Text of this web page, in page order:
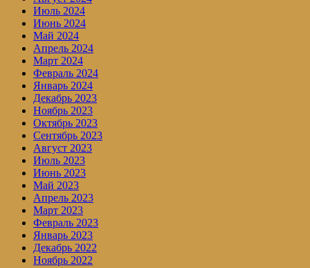
Июль 2024
Июнь 2024
Май 2024
Апрель 2024
Март 2024
Февраль 2024
Январь 2024
Декабрь 2023
Ноябрь 2023
Октябрь 2023
Сентябрь 2023
Август 2023
Июль 2023
Июнь 2023
Май 2023
Апрель 2023
Март 2023
Февраль 2023
Январь 2023
Декабрь 2022
Ноябрь 2022